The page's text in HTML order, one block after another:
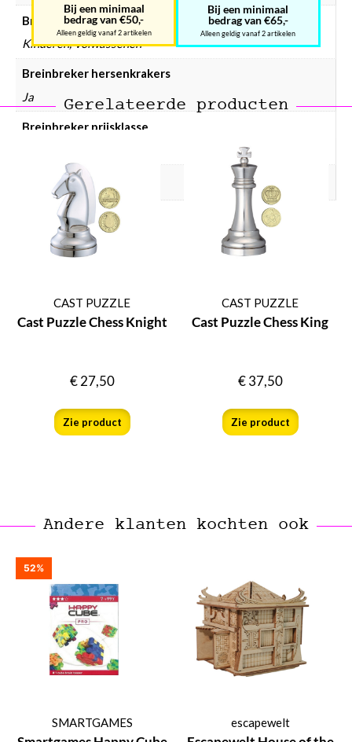
Breinbreker doelgroep
Kinderen, Volwassenen
Breinbreker hersenkrakers
Ja
Breinbreker prijsklasse
Breinbreker moeilijkheid
Bij een minimaal
bedrag van €50,-
Alleen geldig vanaf 2 artikelen
Bij een minimaal
bedrag van €65,-
Alleen geldig vanaf 2 artikelen
Gerelateerde producten
CAST PUZZLE
Cast Puzzle Chess Knight
€27,50
Zie product
CAST PUZZLE
Cast Puzzle Chess King
€37,50
Zie product
Andere klanten kochten ook
52%
SMARTGAMES escapewelt